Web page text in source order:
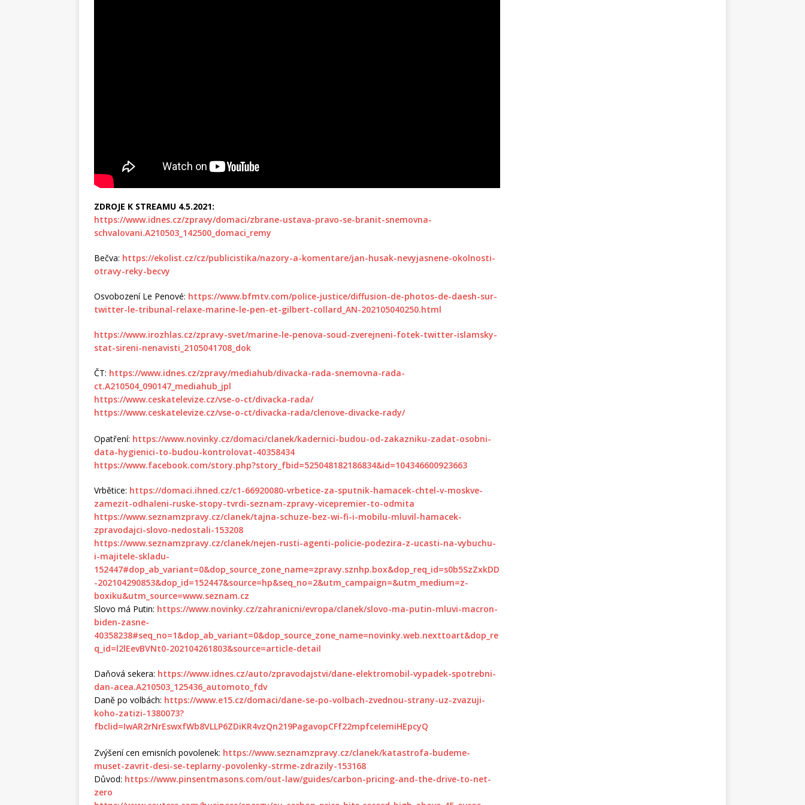
ZDROJE K STREAMU 4.5.2021:
https://www.idnes.cz/zpravy/domaci/zbrane-ustava-pravo-se-branit-snemovna-
schvalovani.A210503_142500_domaci_remy
Bečva: https://ekolist.cz/cz/publicistika/nazory-a-komentare/jan-husak-nevyjasnene-okolnosti-
otravy-reky-becvy
Osvobození Le Penové: https://www.bfmtv.com/police-justice/diffusion-de-photos-de-daesh-sur-
twitter-le-tribunal-relaxe-marine-le-pen-et-gilbert-collard_AN-202105040250.html
https://www.irozhlas.cz/zpravy-svet/marine-le-penova-soud-zverejneni-fotek-twitter-islamsky-
stat-sireni-nenavisti_2105041708_dok
ČT: https://www.idnes.cz/zpravy/mediahub/divacka-rada-snemovna-rada-
ct.A210504_090147_mediahub_jpl
https://www.ceskatelevize.cz/vse-o-ct/divacka-rada/
https://www.ceskatelevize.cz/vse-o-ct/divacka-rada/clenove-divacke-rady/
Opatření: https://www.novinky.cz/domaci/clanek/kadernici-budou-od-zakazniku-zadat-osobni-
data-hygienici-to-budou-kontrolovat-40358434
https://www.facebook.com/story.php?story_fbid=525048182186834&id=104346600923663
Vrbětice: https://domaci.ihned.cz/c1-66920080-vrbetice-za-sputnik-hamacek-chtel-v-moskve-
zamezit-odhaleni-ruske-stopy-tvrdi-seznam-zpravy-vicepremier-to-odmita
https://www.seznamzpravy.cz/clanek/tajna-schuze-bez-wi-fi-i-mobilu-mluvil-hamacek-
zpravodajci-slovo-nedostali-153208
https://www.seznamzpravy.cz/clanek/nejen-rusti-agenti-policie-podezira-z-ucasti-na-vybuchu-
i-majitele-skladu-
152447#dop_ab_variant=0&dop_source_zone_name=zpravy.sznhp.box&dop_req_id=s0b5SzZxkDD
-202104290853&dop_id=152447&source=hp&seq_no=2&utm_campaign=&utm_medium=z-
boxiku&utm_source=www.seznam.cz
Slovo má Putin: https://www.novinky.cz/zahranicni/evropa/clanek/slovo-ma-putin-mluvi-macron-
biden-zasne-
40358238#seq_no=1&dop_ab_variant=0&dop_source_zone_name=novinky.web.nexttoart&dop_re
q_id=l2lEevBVNt0-202104261803&source=article-detail
Daňová sekera: https://www.idnes.cz/auto/zpravodajstvi/dane-elektromobil-vypadek-spotrebni-
dan-acea.A210503_125436_automoto_fdv
Daně po volbách: https://www.e15.cz/domaci/dane-se-po-volbach-zvednou-strany-uz-zvazuji-
koho-zatizi-1380073?
fbclid=IwAR2rNrEswxfWb8VLLP6ZDiKR4vzQn219PagavopCFf22mpfceIemiHEpcyQ
Zvýšení cen emisních povolenek: https://www.seznamzpravy.cz/clanek/katastrofa-budeme-
muset-zavrit-desi-se-teplarny-povolenky-strme-zdrazily-153168
Důvod: https://www.pinsentmasons.com/out-law/guides/carbon-pricing-and-the-drive-to-net-
zero